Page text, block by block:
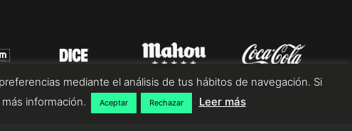
mediante el análisis de tus hábitos de navegación. Si
información.
Aceptar Rechazar Leer más